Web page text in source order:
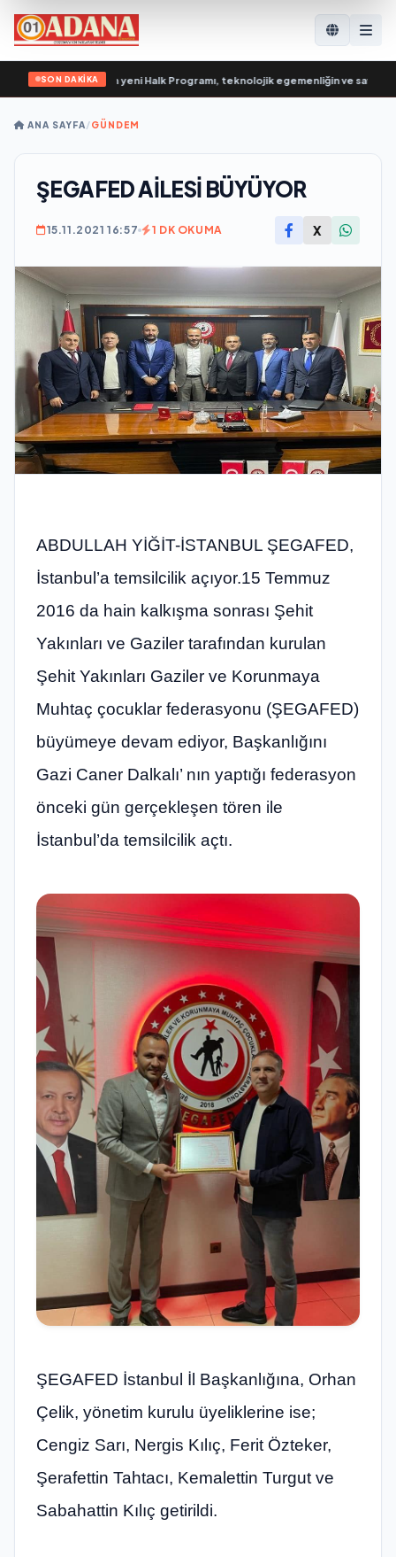
SON DAKİKA
Rusya’nın yeni Halk Programı, teknolojik egemenliğin ve savunma
ANA SAYFA/GÜNDEM
ŞEGAFED AİLESİ BÜYÜYOR
15.11.2021 16:57 1 DK OKUMA X
ABDULLAH YİĞİT-İSTANBUL ŞEGAFED,
İstanbul’a temsilcilik açıyor.15 Temmuz
2016 da hain kalkışma sonrası Şehit
Yakınları ve Gaziler tarafından kurulan
Şehit Yakınları Gaziler ve Korunmaya
Muhtaç çocuklar federasyonu (ŞEGAFED)
büyümeye devam ediyor, Başkanlığını
Gazi Caner Dalkalı’ nın yaptığı federasyon
önceki gün gerçekleşen tören ile
İstanbul’da temsilcilik açtı.
ŞEGAFED İstanbul İl Başkanlığına, Orhan
Çelik, yönetim kurulu üyeliklerine ise;
Cengiz Sarı, Nergis Kılıç, Ferit Özteker,
Şerafettin Tahtacı, Kemalettin Turgut ve
Sabahattin Kılıç getirildi.